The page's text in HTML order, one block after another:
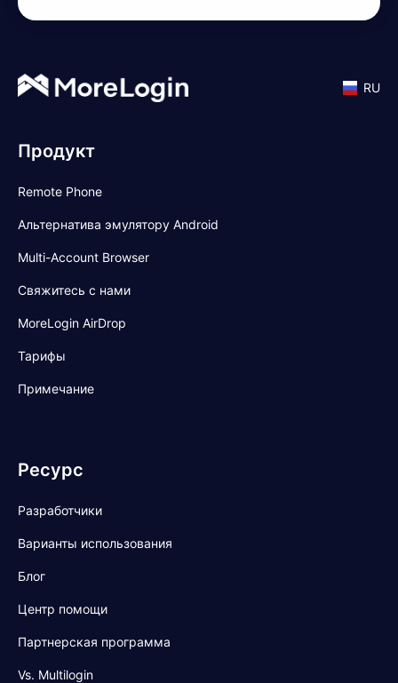
RU
Продукт
Remote Phone
Альтернатива эмулятору Android
Multi-Account Browser
Свяжитесь с нами
MoreLogin AirDrop
Тарифы
Примечание
Ресурс
Разработчики
Варианты использования
Блог
Центр помощи
Партнерская программа
Vs. Multilogin